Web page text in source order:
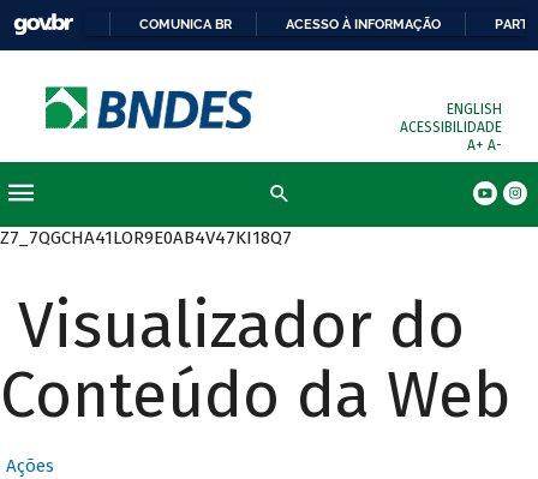
COMUNICA BR ACESSO À INFORMAÇÃO
ENGLISH
ACESSIBILIDADE
A+ A-
Z7_7QGCHA41LOR9E0AB4V47KI18Q7
Visualizador do
Conteúdo da Web
Ações